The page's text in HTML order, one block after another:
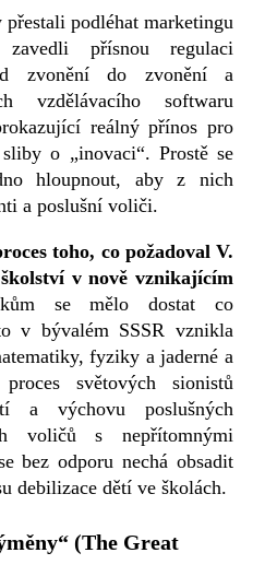
podléhat marketingu
zavedli přísnou regulaci
zvonění do zvonění a
vzdělávacího softwaru
reálný přínos pro
o „inovaci“. Prostě se
hloupnout, aby z nich
a poslušní voliči.
toho, co požadoval V.
v nově vznikajícím
se mělo dostat co
v bývalém SSSR vznikla
fyziky a jaderné a
světových sionistů
a výchovu poslušných
voličů s nepřítomnými
bez odporu nechá obsadit
debilizace dětí ve školách.
(The Great